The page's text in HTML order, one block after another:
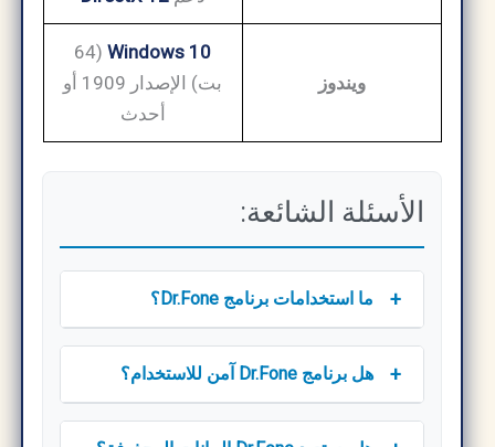
ويندوز
Windows 10
(64
بت) الإصدار 1909 أو
أحدث
الأسئلة الشائعة:
ما استخدامات برنامج Dr.Fone؟ +
هل برنامج Dr.Fone آمن للاستخدام؟ +